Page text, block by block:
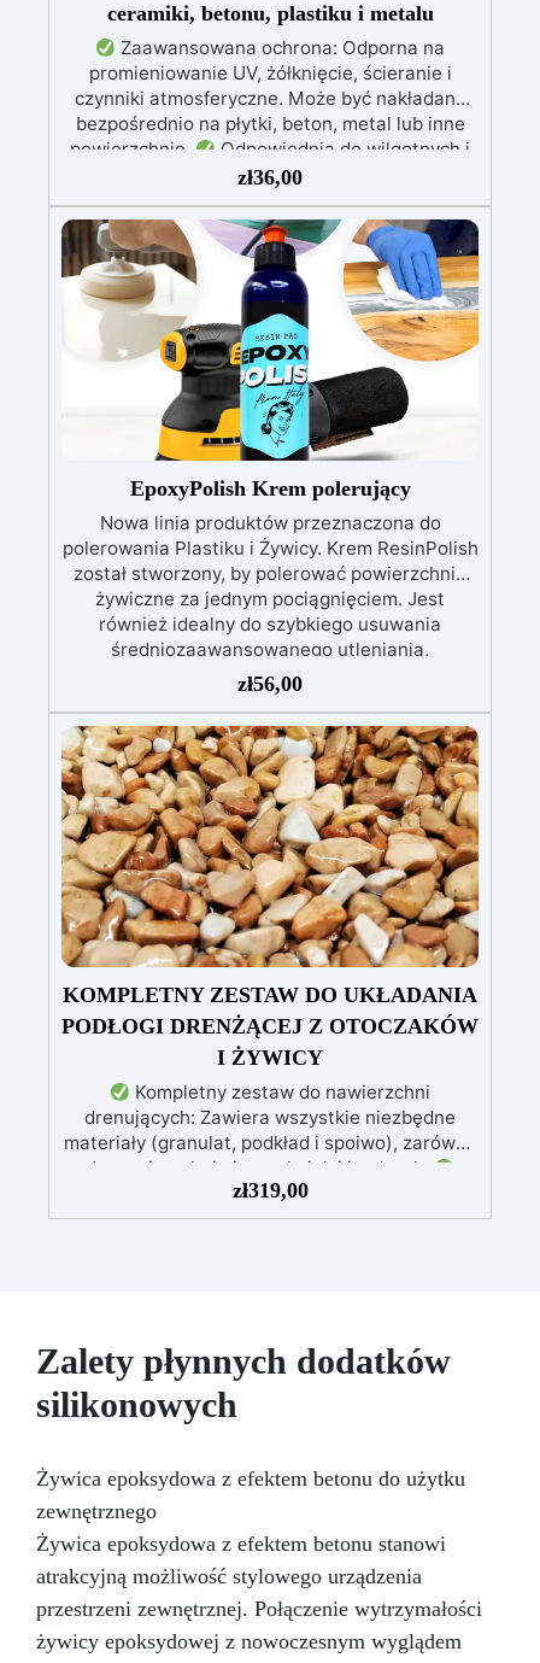
ceramiki, betonu, plastiku i metalu
Zaawansowana ochrona: Odporna na
promieniowanie UV, żółknięcie, ścieranie i
czynniki atmosferyczne. Może być nakładana
bezpośrednio na płytki, beton, metal lub inne
powierzchnie.
Odpowiednia do wilgotnych i
intensywnie użytkowanych miejsc: Specjalna
formuła, idealna do środowisk wymagających
najwyższej trwałości.
Wszechstronne i
personalizowane wykończenie: Dostępna w
kolorystyce RAL lub NCS, z wykończeniem w
połysku. Kryjąca już przy jednej warstwie.
Uniwersalna: Doskonała do podłóg, parkingów,
magazynów oraz do powłok na odpowiednio
przygotowanej stali.
Zgodność i
bezpieczeństwo: Zgodna z Rozporządzeniem
UE nr 305/2011 – Rozporządzeniem UE nr
574/2014 – Oznakowanie CE zgodnie z normą
EN 1504-2 oraz odpowiednią Deklaracją
Właściwości Użytkowych (DoP).
zł36,00
EpoxyPolish Krem polerujący
Nowa linia produktów przeznaczona do
polerowania Plastiku i Żywicy. Krem ResinPolish
został stworzony, by polerować powierzchnie
żywiczne za jednym pociągnięciem. Jest
również idealny do szybkiego usuwania
średniozaawansowanego utleniania,
delikatnych zadrapań, skaz i innych drobnych
defektów na żywicznej powierzchni. Ten krem
usuwa defekty pozostawione przez środki
ścierne o ziarnistości P1500 lub mniejszej i
pozostawia wspaniałe wykończenie
pozbawione niedoskonałości nawet na
ciemniejszych żelkotach, które mogą sprawiać
więcej trudności.
zł56,00
KOMPLETNY ZESTAW DO UKŁADANIA
PODŁOGI DRENŻĄCEJ Z OTOCZAKÓW
I ŻYWICY
Kompletny zestaw do nawierzchni
drenujących: Zawiera wszystkie niezbędne
materiały (granulat, podkład i spoiwo), zarówno
do powierzchni pieszych, jak i jezdnych.
Łatwy w aplikacji: Szczegółowe instrukcje
zapewniają doskonałe rezultaty, nawet bez
naprawczych, w zaledwie 24 godziny.
Wszechstronny i personalizowany: Nadaje się
do betonu, cementu, starych nawierzchni i
ziemi utwardzonej (po wcześniejszej
czasu: Nowoczesne żywice gwarantują
odporność na ścieranie i stabilność koloru
zł319,00
Zalety płynnych dodatków
silikonowych
Żywica epoksydowa z efektem betonu do użytku
zewnętrznego
Żywica epoksydowa z efektem betonu stanowi
atrakcyjną możliwość stylowego urządzenia
przestrzeni zewnętrznej. Połączenie wytrzymałości
żywicy epoksydowej z nowoczesnym wyglądem